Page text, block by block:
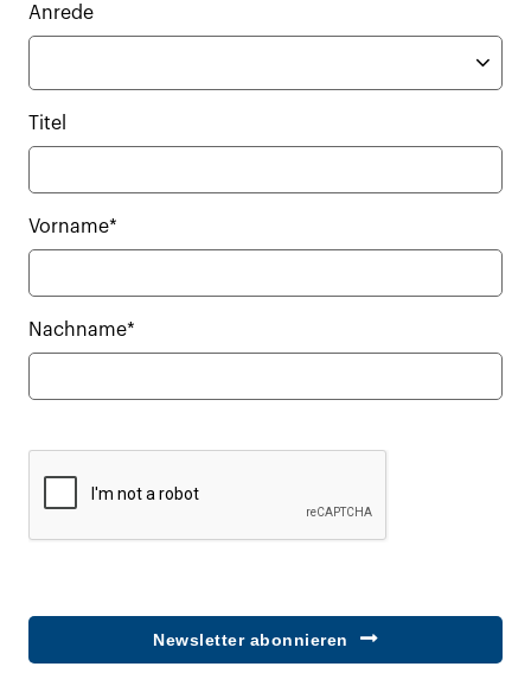
Anrede
Titel
Vorname*
Nachname*
Newsletter abonnieren